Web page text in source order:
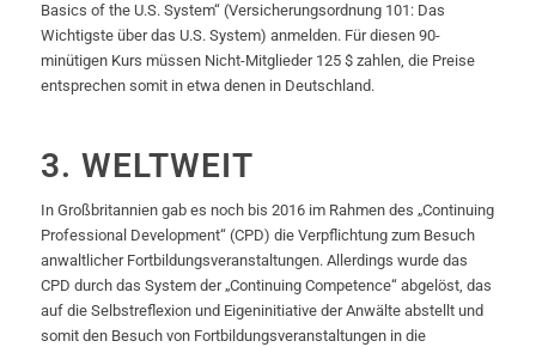
Basics of the U.S. System“ (Versicherungsordnung 101: Das
Wichtigste über das U.S. System) anmelden. Für diesen 90-
minütigen Kurs müssen Nicht-Mitglieder 125 $ zahlen, die Preise
entsprechen somit in etwa denen in Deutschland.
3. WELTWEIT
In Großbritannien gab es noch bis 2016 im Rahmen des „Continuing
Professional Development“ (CPD) die Verpflichtung zum Besuch
anwaltlicher Fortbildungsveranstaltungen. Allerdings wurde das
CPD durch das System der „Continuing Competence“ abgelöst, das
auf die Selbstreflexion und Eigeninitiative der Anwälte abstellt und
somit den Besuch von Fortbildungsveranstaltungen in die